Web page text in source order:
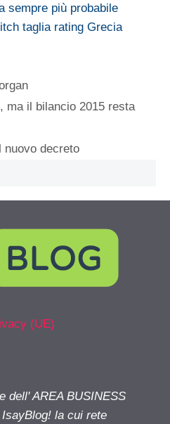
sempre più probabile
taglia rating Grecia
ma il bilancio 2015 resta
nuovo decreto
(UE)
dell' AREA BUSINESS
la cui rete